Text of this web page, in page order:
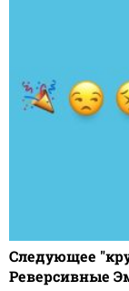
Следующее
Реверсивные